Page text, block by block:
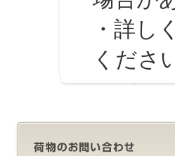
・詳し
くださ